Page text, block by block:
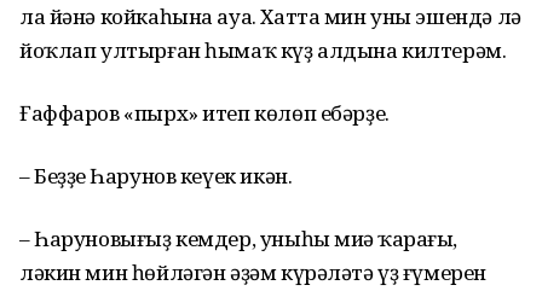
ла йәнә койкаһына ауа. Хатта мин уны эшендә лә
йоҡлап ултырған һымаҡ күҙ алдына килтерәм.
Ғаффаров «пырх» итеп көлөп ебәрҙе.
– Беҙҙең Һарунов кеүек икән.
– Һаруновығыҙ кемдер, уныһы миңә ҡараңғы,
ләкин мин һөйләгән әҙәм күрәләтә үҙ ғүмерен